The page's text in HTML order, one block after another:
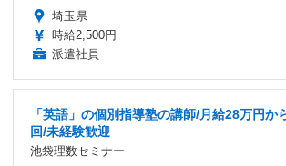
埼玉県
時給2,500円
派遣社員
「英語」の個別指導塾の講師/月給28万円か
回/未経験歓迎
池袋理数セミナー